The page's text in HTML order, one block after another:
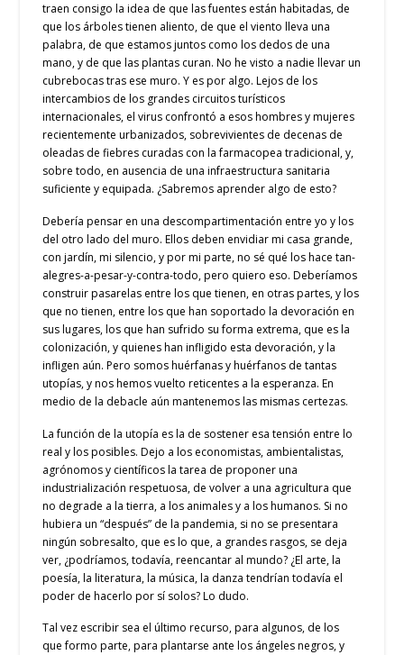
traen consigo la idea de que las fuentes están habitadas, de
que los árboles tienen aliento, de que el viento lleva una
palabra, de que estamos juntos como los dedos de una
mano, y de que las plantas curan. No he visto a nadie llevar un
cubrebocas tras ese muro. Y es por algo. Lejos de los
intercambios de los grandes circuitos turísticos
internacionales, el virus confrontó a esos hombres y mujeres
recientemente urbanizados, sobrevivientes de decenas de
oleadas de fiebres curadas con la farmacopea tradicional, y,
sobre todo, en ausencia de una infraestructura sanitaria
suficiente y equipada. ¿Sabremos aprender algo de esto?
Debería pensar en una descompartimentación entre yo y los
del otro lado del muro. Ellos deben envidiar mi casa grande,
con jardín, mi silencio, y por mi parte, no sé qué los hace tan-
alegres-a-pesar-y-contra-todo, pero quiero eso. Deberíamos
construir pasarelas entre los que tienen, en otras partes, y los
que no tienen, entre los que han soportado la devoración en
sus lugares, los que han sufrido su forma extrema, que es la
colonización, y quienes han infligido esta devoración, y la
infligen aún. Pero somos huérfanas y huérfanos de tantas
utopías, y nos hemos vuelto reticentes a la esperanza. En
medio de la debacle aún mantenemos las mismas certezas.
La función de la utopía es la de sostener esa tensión entre lo
real y los posibles. Dejo a los economistas, ambientalistas,
agrónomos y científicos la tarea de proponer una
industrialización respetuosa, de volver a una agricultura que
no degrade a la tierra, a los animales y a los humanos. Si no
hubiera un “después” de la pandemia, si no se presentara
ningún sobresalto, que es lo que, a grandes rasgos, se deja
ver, ¿podríamos, todavía, reencantar al mundo? ¿El arte, la
poesía, la literatura, la música, la danza tendrían todavía el
poder de hacerlo por sí solos? Lo dudo.
Tal vez escribir sea el último recurso, para algunos, de los
que formo parte, para plantarse ante los ángeles negros, y